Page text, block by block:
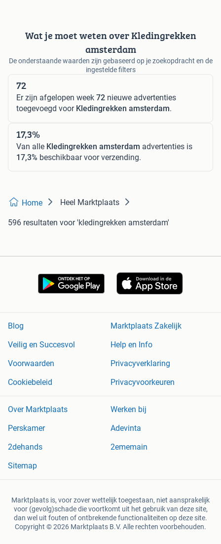
Wat je moet weten over Kledingrekken
amsterdam
De onderstaande waarden zijn gebaseerd op je zoekopdracht en de
ingestelde filters
72
Er zijn afgelopen week 72 nieuwe advertenties
toegevoegd voor Kledingrekken amsterdam.
17,3%
Van alle Kledingrekken amsterdam advertenties is
17,3% beschikbaar voor verzending.
Home Heel Marktplaats
596 resultaten voor 'kledingrekken amsterdam'
Blog
Marktplaats Zakelijk
Veilig en Succesvol
Help en Info
Voorwaarden
Privacyverklaring
Cookiebeleid
Privacyvoorkeuren
Over Marktplaats
Werken bij
Perskamer
Adevinta
2dehands
2ememain
Sitemap
Marktplaats is, voor zover wettelijk toegestaan, niet aansprakelijk
voor (gevolg)schade die voortkomt uit het gebruik van deze site,
dan wel uit fouten of ontbrekende functionaliteiten op deze site.
Copyright © 2026 Marktplaats B.V. Alle rechten voorbehouden.